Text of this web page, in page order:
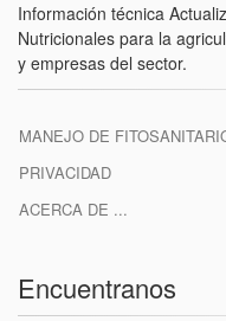
Información técnica
Nutricionales para la
y empresas del sector.
MANEJO DE
PRIVACIDAD
ACERCA DE ...
Encuentranos